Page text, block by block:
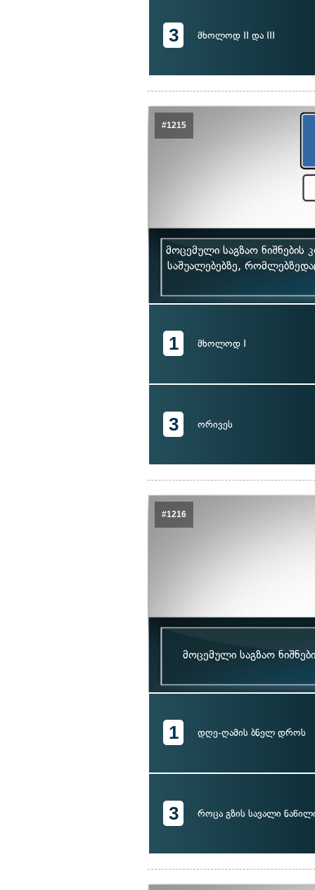
3 მხოლოდ II და III
#1215
მოცემული საგზაო
საშუალებებზე,
1 მხოლოდ I
3 ორივეს
#1216
მოცემული საგზაო
1 დღე-ღამის ბნელ დროს
3 როცა გზის სავალი